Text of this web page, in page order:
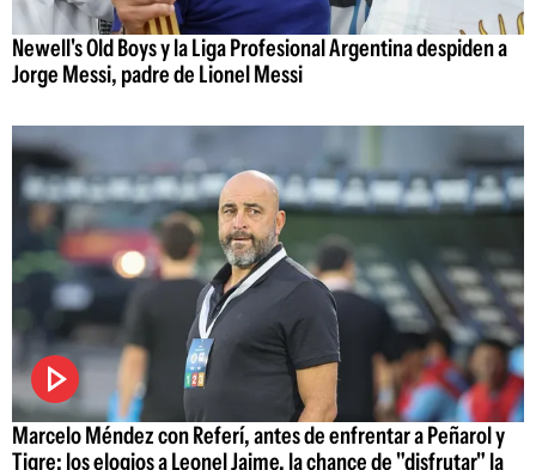
Newell's Old Boys y la Liga Profesional Argentina despiden a
Jorge Messi, padre de Lionel Messi
Marcelo Méndez con Referí, antes de enfrentar a Peñarol y
Tigre: los elogios a Leonel Jaime, la chance de "disfrutar" la